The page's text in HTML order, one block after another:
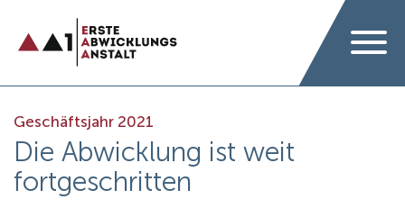
Geschäftsjahr 2021
Die Abwicklung ist weit
fortgeschritten